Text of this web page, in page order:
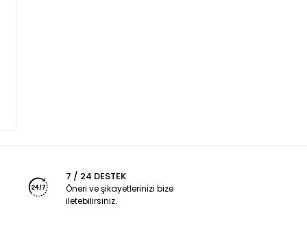
7 / 24 DESTEK
Öneri ve şikayetlerinizi bize
iletebilirsiniz.